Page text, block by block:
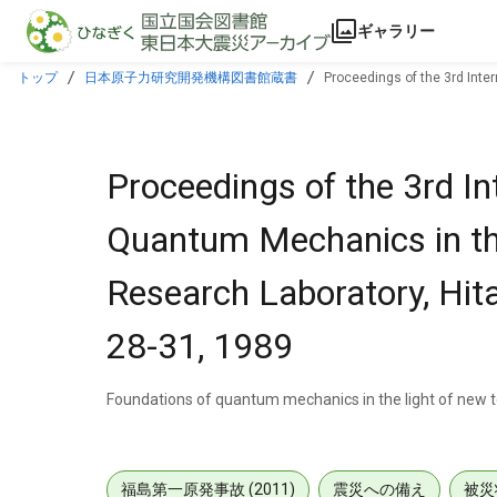
本文に飛ぶ
ギャラリー
トップ 日本原子力研究開発機構図書館蔵書
Proceedings of the 3rd
Proceedings of the 3rd
Quantum Mechanics in
Research Laboratory,
28-31, 1989
Foundations of quantum mechanics in the light of new
福島第一原発事故 (2011) 震災への備え 被災